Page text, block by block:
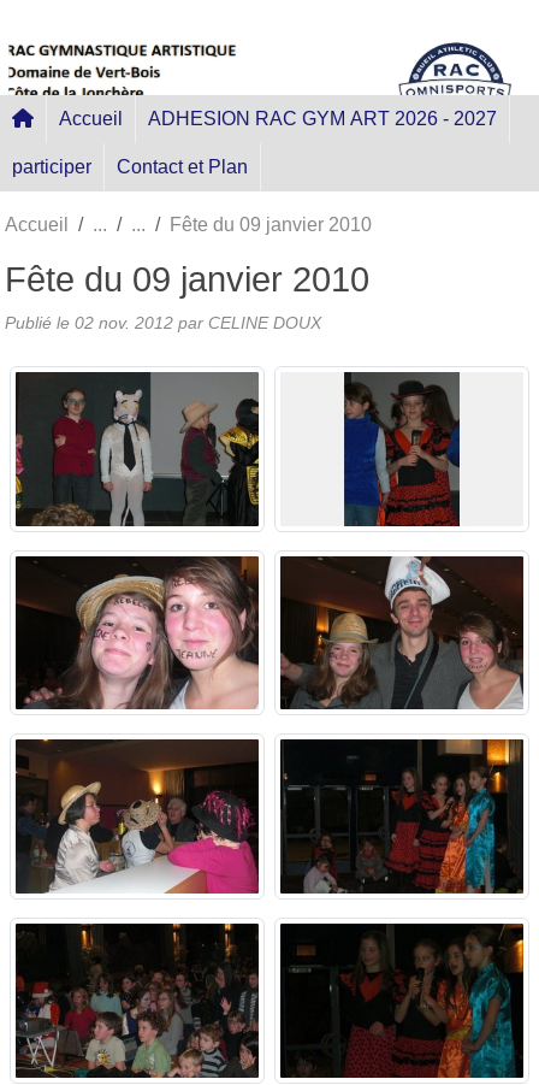
Accueil ADHESION RAC GYM ART 2026 - 2027
participer Contact et Plan
Accueil Fête du 09 janvier 2010
Fête du 09 janvier 2010
Publié le 02 nov. 2012 par CELINE DOUX